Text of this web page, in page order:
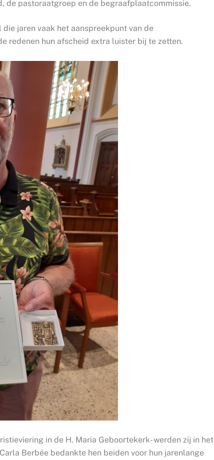
de pastoraatgroep en de begraafplaatcommissie.
jaren vaak het aanspreekpunt van de
redenen hun afscheid extra luister bij te zetten.
in de H. Maria Geboortekerk- werden zij in het
Berbée bedankte hen beiden voor hun jarenlange